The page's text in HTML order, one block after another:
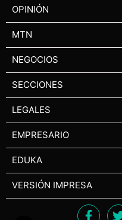
OPINIÓN
MTN
NEGOCIOS
SECCIONES
LEGALES
EMPRESARIO
EDUKA
VERSIÓN IMPRESA